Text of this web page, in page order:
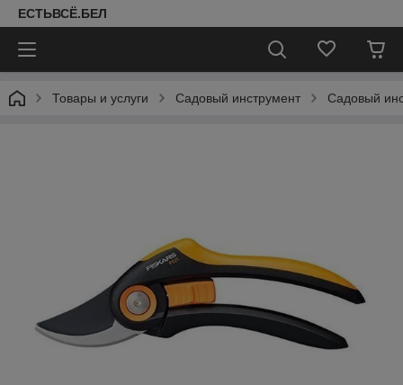
ЕСТЬВСЁ.БЕЛ
Товары и услуги Садовый инструмент Садовый